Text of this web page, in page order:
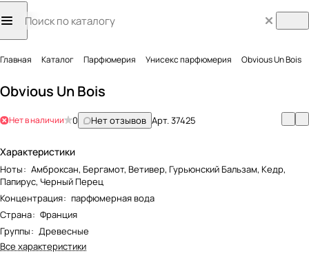
Главная Каталог Парфюмерия Унисекс парфюмерия Obvious Un Bois
Obvious Un Bois
Нет в наличии 0 Нет отзывов Арт.37425
Характеристики
Ноты: Амброксан, Бергамот, Ветивер, Гурьюнский Бальзам, Кедр,
Папирус, Черный Перец
Концентрация: парфюмерная вода
Страна: Франция
Группы: Древесные
Все характеристики